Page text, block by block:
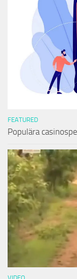
FEATURED
Populära